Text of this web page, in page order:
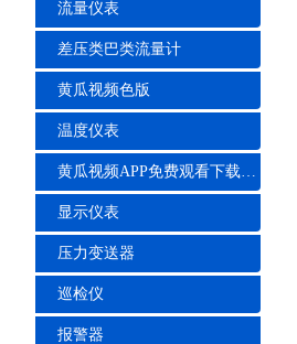
流量仪表
差压类巴类流量计
黄瓜视频色版
温度仪表
黄瓜视频APP免费观看下载安装
显示仪表
压力变送器
巡检仪
报警器